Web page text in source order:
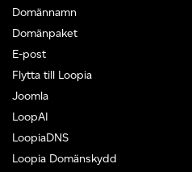
Domännamn
Domänpaket
E-post
Flytta till Loopia
Joomla
LoopAI
LoopiaDNS
Loopia Domänskydd